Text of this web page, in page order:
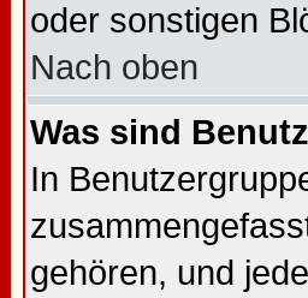
oder sonstigen
Nach oben
Was sind
In
gehören, und